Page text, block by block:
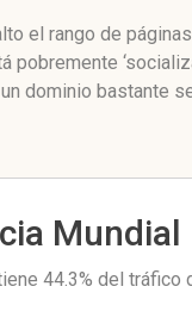
el rango de
pobremente
un dominio bastante
Mundial
44.3% del tráfico